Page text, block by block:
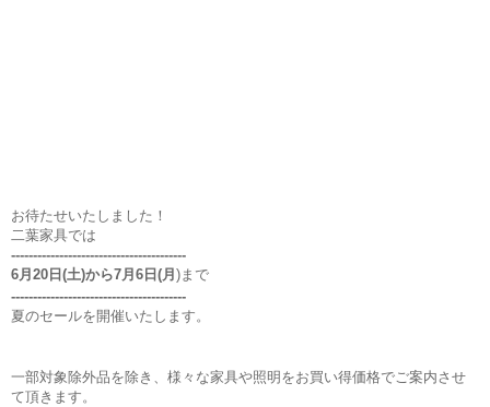
お待たせいたしました！
二葉家具では
----------------------------------------
6月20日(土)から7月6日(月 )まで
----------------------------------------
夏のセールを開催いたします。
一部対象除外品を除き、様々な家具や照明をお買い得価格でご案内させ
て頂きます。